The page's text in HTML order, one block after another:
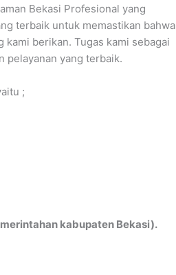
Bekasi Profesional yang
terbaik untuk memastikan bahwa
kami berikan. Tugas kami sebagai
pelayanan yang terbaik.
;
kabupaten Bekasi).